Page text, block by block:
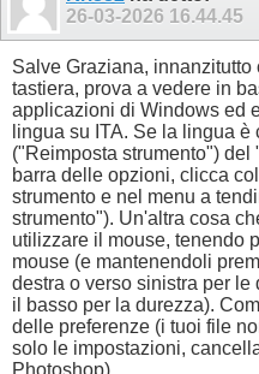
26-03-2026 16.44.45
Salve Graziana,
tastiera, prova a vedere in
applicazioni di Windows ed
lingua su ITA. Se la lingua
("Reimposta strumento")
barra delle opzioni, clicca
strumento e nel menu a
strumento"). Un'altra cosa
utilizzare il mouse, tenendo
mouse (e mantenendoli
destra o verso sinistra per
il basso per la durezza).
delle preferenze (i tuoi file
solo le impostazioni,